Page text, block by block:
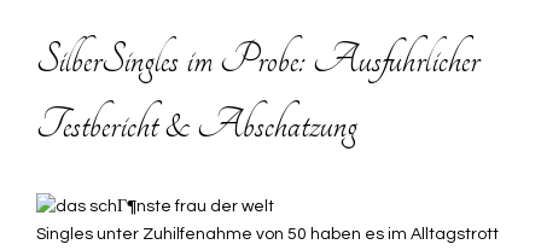
SilberSingles im Probe: Ausfuhrlicher
Testbericht & Abschatzung
Singles unter Zuhilfenahme von 50 haben es im Alltagstrott